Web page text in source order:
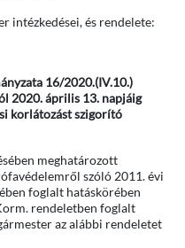
intézkedései, és rendelete:
16/2020.(IV.10.)
2020. április 13. napjáig
korlátozást szigorító
meghatározott
szóló 2011. évi
foglalt hatáskörében
rendeletben foglalt
az alábbi rendeletet